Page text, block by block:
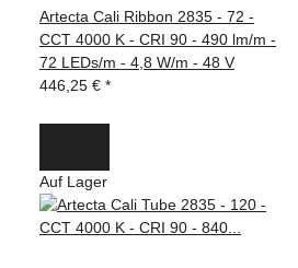
Artecta Cali Ribbon 2835 - 72 -
CCT 4000 K - CRI 90 - 490 lm/m -
72 LEDs/m - 4,8 W/m - 48 V
446,25 € *
Auf Lager